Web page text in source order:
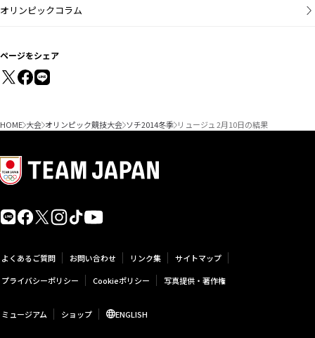
オリンピックコラム
ページをシェア
HOME 大会 オリンピック競技大会 ソチ2014冬季 リュージュ 2月10日の結果
よくあるご質問 お問い合わせ リンク集
サイトマップ
プライバシーポリシー
Cookieポリシー 写真提供・著作権
ミュージアム ショップ ENGLISH